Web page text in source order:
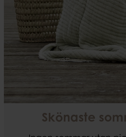
Skönaste